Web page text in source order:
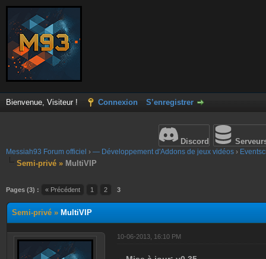
Bienvenue, Visiteur ! Connexion S’enregistrer
Discord
Messiah93 Forum officiel › — Développement d'Addons de jeux vidéos ›
Semi-privé » MultiVIP
Pages (3) : « Précédent 1 2 3
Semi-privé » MultiVIP
10-06-2013, 16:10 PM